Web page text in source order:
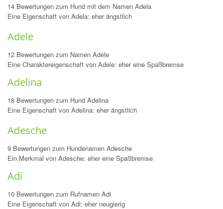
14 Bewertungen zum Hund mit dem Namen Adela
Eine Eigenschaft von Adela: eher ängstlich
Adele
12 Bewertungen zum Namen Adele
Eine Charaktereigenschaft von Adele: eher eine Spaßbremse
Adelina
18 Bewertungen zum Hund Adelina
Eine Eigenschaft von Adelina: eher ängstlich
Adesche
9 Bewertungen zum Hundenamen Adesche
Ein Merkmal von Adesche: eher eine Spaßbremse
Adi
10 Bewertungen zum Rufnamen Adi
Eine Eigenschaft von Adi: eher neugierig